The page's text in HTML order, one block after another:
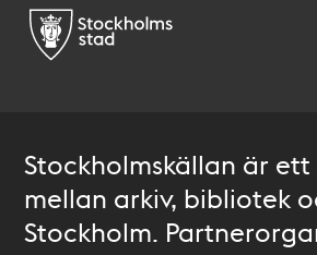
Stockholmskällan är
mellan arkiv, bibliotek
Stockholm.